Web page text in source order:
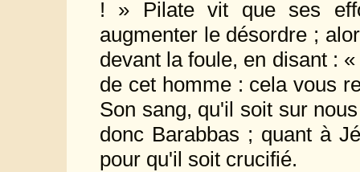
! » Pilate vit que ses
augmenter le désordre ;
devant la foule, en disant :
de cet homme : cela vous
Son sang, qu'il soit sur
donc Barabbas ; quant à
pour qu'il soit crucifié.